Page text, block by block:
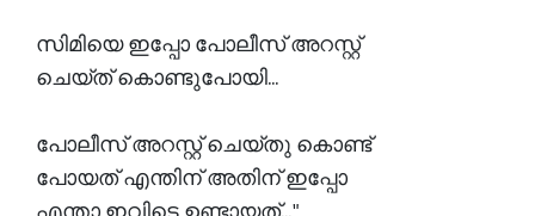
സിമിയെ ഇപ്പോ പോലീസ് അറസ്റ്റ്
ചെയ്ത് കൊണ്ടുപോയി...
പോലീസ് അറസ്റ്റ് ചെയ്തു കൊണ്ട്
പോയത് എന്തിന് അതിന് ഇപ്പോ